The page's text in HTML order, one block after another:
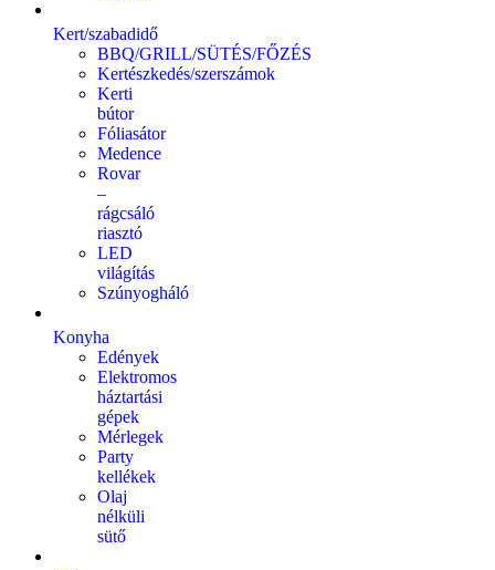
Kert/szabadidő
BBQ/GRILL/SÜTÉS/FŐZÉS
Kertészkedés/szerszámok
Kerti
bútor
Fóliasátor
Medence
Rovar
–
rágcsáló
riasztó
LED
világítás
Szúnyogháló
Konyha
Edények
Elektromos
háztartási
gépek
Mérlegek
Party
kellékek
Olaj
nélküli
sütő